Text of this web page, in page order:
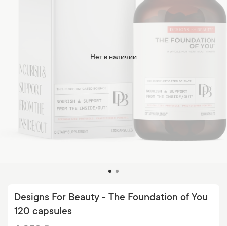
Нет в наличии
Designs For Beauty - The Foundation of You
120 capsules